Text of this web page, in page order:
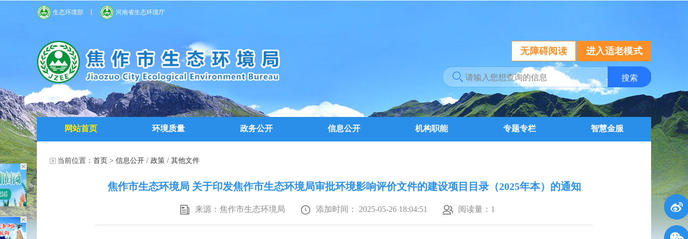
生态环境部 河南省生态环境厅
无障碍阅读 进入适老模式
网站首页 环境质量 政务公开 信息公开 机构职能 专题专栏 智慧金服
当前位置： 首页 > 信息公开 / 政策 / 其他文件
焦作市生态环境局 关于印发焦作市生态环境局审批环境影响评价文件的建设项目目录（2025年本）的通知
来源：焦作市生态环境局 添加时间： 2025-05-26 18:04:51 阅读量： 1